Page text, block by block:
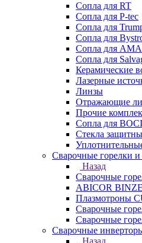
Сопла для RT
Сопла для P-tec
Сопла для
Сопла для
Сопла для
Сопла для
Керамические
Лазерные
Линзы
Отражающие
Прочие
Сопла для BOCI
Стекла
Сварочные горелки
Назад
Сварочные
ABICOR
Плазмотроны
Сварочные
Сварочные
Сварочные
Назад